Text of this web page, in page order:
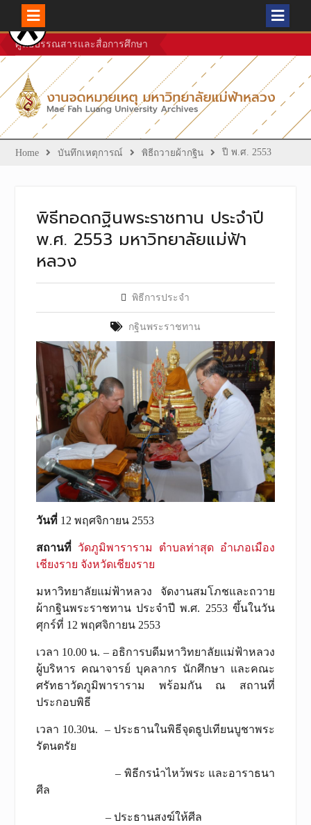
Skip
to
content
ศูนย์บรรณสารและสื่อการศึกษา
Home บันทึกเหตุการณ์ พิธีถวายผ้ากฐิน ปี พ.ศ. 2553
พิธีทอดกฐินพระราชทาน ประจำปี
พ.ศ. 2553 มหาวิทยาลัยแม่ฟ้า
หลวง
พิธีการประจำ
กฐินพระราชทาน
วันที่12 พฤศจิกายน 2553
สถานที่
วัดภูมิพาราราม ตำบลท่าสุด อำเภอเมือง
เชียงราย จังหวัดเชียงราย
มหาวิทยาลัยแม่ฟ้าหลวง จัดงานสมโภชและถวาย
ผ้ากฐินพระราชทาน ประจำปี พ.ศ. 2553 ขึ้นในวัน
ศุกร์ที่ 12 พฤศจิกายน 2553
เวลา 10.00 น. – อธิการบดีมหาวิทยาลัยแม่ฟ้าหลวง
ผู้บริหาร คณาจารย์ บุคลากร นักศึกษา และคณะ
ศรัทธาวัดภูมิพาราราม พร้อมกัน ณ สถานที่
ประกอบพิธี
เวลา 10.30น. – ประธานในพิธีจุดธูปเทียนบูชาพระ
รัตนตรัย
– พิธีกรนำไหว้พระ และอาราธนา
ศีล
– ประธานสงฆ์ให้ศีล